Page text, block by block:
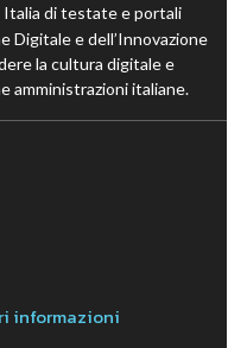
Italia di testate e portali
Digitale e dell’Innovazione
la cultura digitale e
amministrazioni italiane.
informazioni